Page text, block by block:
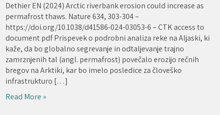
Dethier EN (2024) Arctic riverbank erosion could increase as
permafrost thaws. Nature 634, 303-304 –
https://doi.org/10.1038/d41586-024-03053-6 – CTK access to
document pdf Prispevek o podrobni analiza reke na Aljaski, ki
kaže, da bo globalno segrevanje in odtaljevanje trajno
zamrznjenih tal (angl. permafrost) povečalo erozijo rečnih
bregov na Arktiki, kar bo imelo posledice za človeško
infrastrukturo […]
Read More »